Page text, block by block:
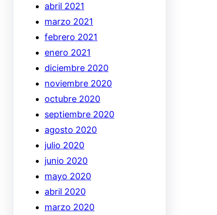
abril 2021
marzo 2021
febrero 2021
enero 2021
diciembre 2020
noviembre 2020
octubre 2020
septiembre 2020
agosto 2020
julio 2020
junio 2020
mayo 2020
abril 2020
marzo 2020